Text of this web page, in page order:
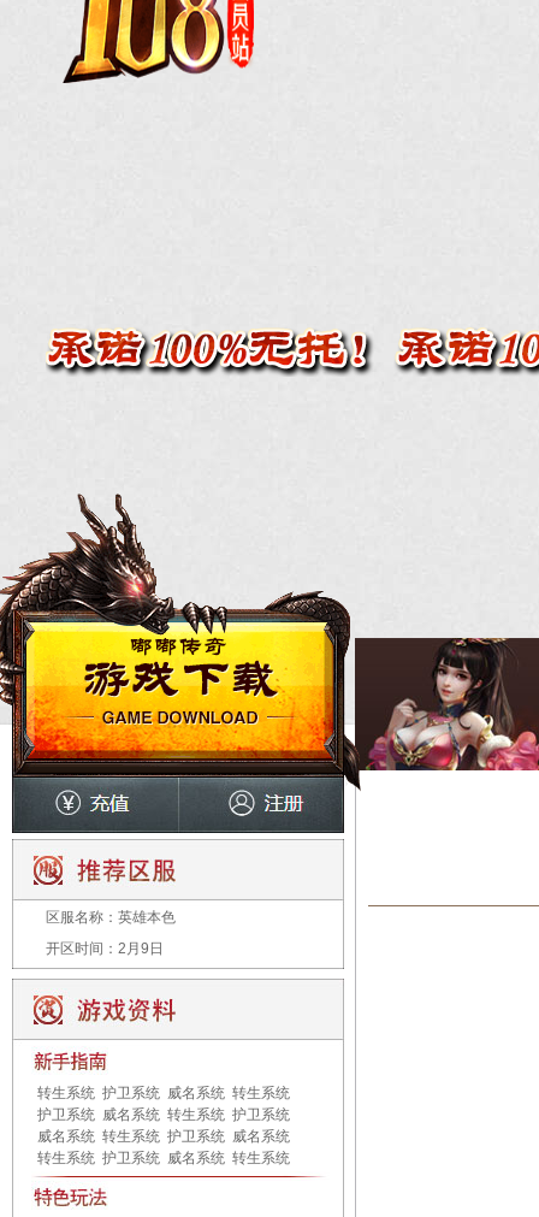
区服名称： 英雄本色
开区时间： 2月9日
转生系统 护卫系统 威名系统 转生系统
护卫系统 威名系统 转生系统 护卫系统
威名系统 转生系统 护卫系统 威名系统
转生系统 护卫系统 威名系统 转生系统